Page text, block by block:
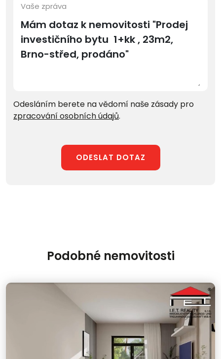
Vaše zpráva
Odesláním berete na vědomí naše zásady pro
zpracování osobních údajů.
ODESLAT DOTAZ
Podobné nemovitosti